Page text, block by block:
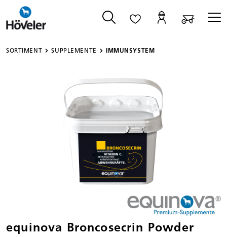
springen
SORTIMENT SUPPLEMENTE IMMUNSYSTEM
Bildergalerie überspringen
equinova Broncosecrin Powder